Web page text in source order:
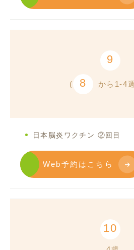
9
( 8 から1-4
日本脳炎ワクチン ②回目
Web予約はこちら
10